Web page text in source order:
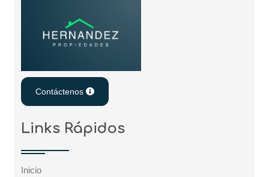
Contáctenos
Links Rápidos
Inicio